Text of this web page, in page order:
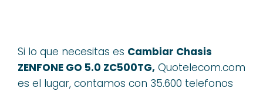
Si lo que necesitas es Cambiar Chasis
ZENFONE GO 5.0 ZC500TG, Quotelecom.com
es el lugar, contamos con 35.600 telefonos